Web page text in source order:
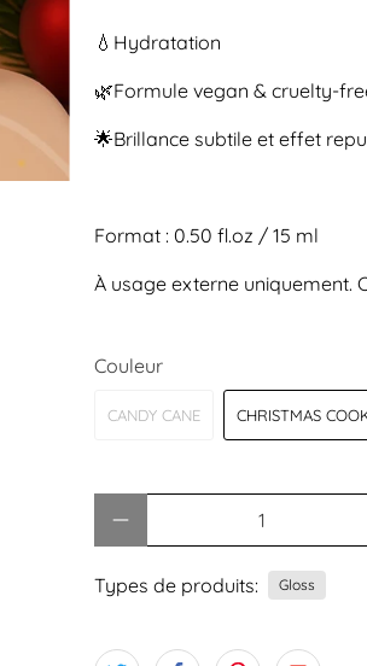
💧 Hydratation
🌿Formule vegan & cruelty-
🌟Brillance subtile et effet
Format : 0.50 fl.oz / 15 ml
À usage externe uniquement.
Couleur
CANDY CANE CHRISTMAS
Types de produits: Gloss